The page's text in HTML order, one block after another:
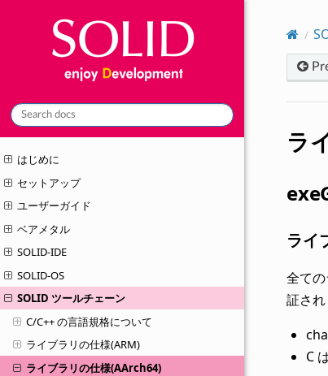
はじめに
セットアップ
ユーザーガイド
ベアメタル
SOLID-IDE
SOLID-OS
SOLID ツールチェーン
C/C++ の言語規格について
ライブラリの仕様(ARM)
ライブラリの仕様(AArch64)
ラ
ライ
全て
証され
C